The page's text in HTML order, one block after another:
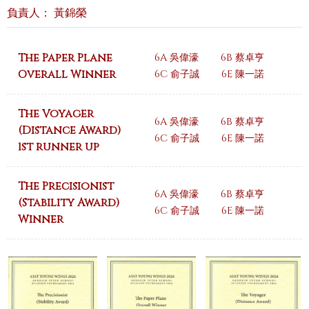
負責人： 黃錦榮
The Paper Plane
Overall Winner
6A 吳偉濠
6B 蔡卓亨
6C 俞子誠
6E 陳一諾
The Voyager
(Distance Award)
1st runner up
6A 吳偉濠
6B 蔡卓亨
6C 俞子誠
6E 陳一諾
The Precisionist
(Stability Award)
Winner
6A 吳偉濠
6B 蔡卓亨
6C 俞子誠
6E 陳一諾